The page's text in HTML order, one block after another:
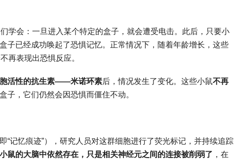
学会：一旦进入某个特定的盒子，就会遭受电击。此后，只要小
子已经成功唤起了恐惧记忆。正常情况下，随着年龄增长，这些
再表现出恐惧反应。
活性的抗生素——米诺环素后，情况发生了变化。这些小鼠不再
子，它们仍然会因恐惧而僵住不动。
“记忆痕迹”），研究人员对这群细胞进行了荧光标记，并持续追踪
鼠的大脑中依然存在，只是相关神经元之间的连接被削弱了 ，在